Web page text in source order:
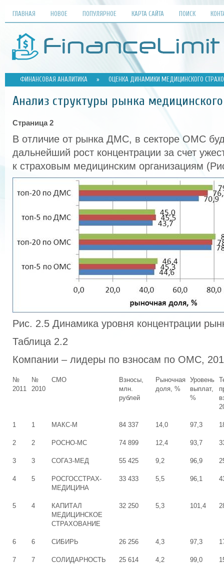
ГЛАВНАЯ НОВОЕ ПОПУЛЯРНОЕ КАРТА САЙТА ПОИСК
ФИНАНСОВАЯ АНАЛИТИКА » ОЦЕНКА ДИНАМИКИ МЕДИЦИНСКОГО
Анализ структуры рынка
Страница 2
В отличие от рынка ДМС, в секторе ОМС
дальнейший рост концентрации за счет
к страховым медицинским организациям
Рис. 2.5 Динамика уровня концентрации
Таблица 2.2
Компании – лидеры по взносам по ОМС,
№
2011
№
2010
СМО
Взносы,
млн.
рублей
Рыночная
доля, %
Уровень
выплат,
%
1 1 МАКС-М 84 337 14,0 97,3
2 2 РОСНО-МС 74 899 12,4 93,7
3 3 СОГАЗ-МЕД 55 425 9,2 96,9
4 5
РОСГОССТРАХ-
МЕДИЦИНА
33 433 5,5 96,1
5 4
КАПИТАЛ
МЕДИЦИНСКОЕ
СТРАХОВАНИЕ
32 250 5,3 101,4
6 6 СИБИРЬ 26 256 4,3 97,3
7 7
СОЛИДАРНОСТЬ
25 614 4,2 99,0